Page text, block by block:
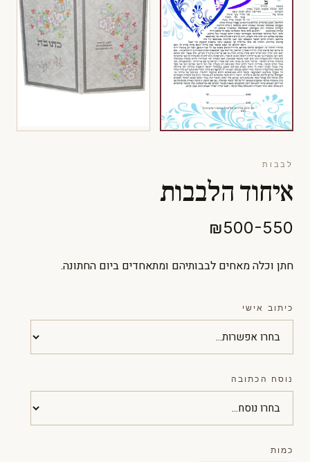
לבבות
איחוד הלבבות
₪500-550
חתן וכלה מאחים לבבותיהם ומתאחדים ביום החתונה.
כיתוב אישי
נוסח הכתובה
כמות